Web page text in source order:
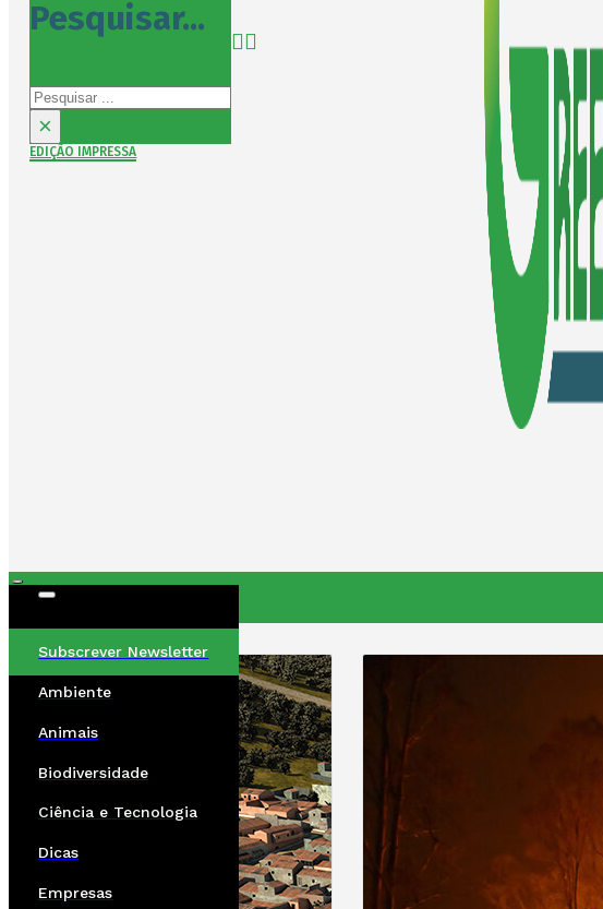
Pesquisar...
Pesquisar
×
EDIÇÃO IMPRESSA
Subscrever Newsletter
Ambiente
Animais
Biodiversidade
Ciência e Tecnologia
Dicas
Empresas